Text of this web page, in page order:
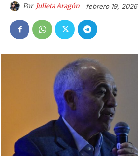
Por Julieta Aragón febrero 19, 2026